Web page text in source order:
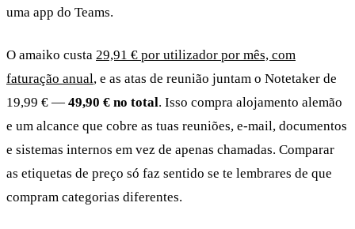
uma app do Teams.
O amaiko custa 29,91 € por utilizador por mês, com
faturação anual, e as atas de reunião juntam o Notetaker de
19,99 € — 49,90 € no total. Isso compra alojamento alemão
e um alcance que cobre as tuas reuniões, e-mail, documentos
e sistemas internos em vez de apenas chamadas. Comparar
as etiquetas de preço só faz sentido se te lembrares de que
compram categorias diferentes.